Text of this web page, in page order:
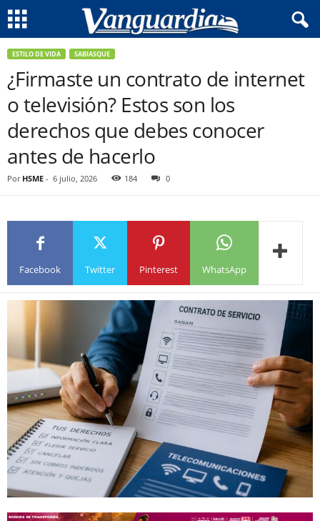
ESTILO DE VIDA SABIASQUE
¿Firmaste un contrato de internet
o televisión? Estos son los
derechos que debes conocer
antes de hacerlo
Por HSME - 6 julio, 2026 184 0
Facebook Twitter Pinterest WhatsApp